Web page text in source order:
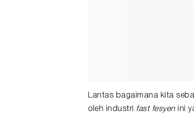
Lantas bagaimana kita
oleh industri fast fesyenini